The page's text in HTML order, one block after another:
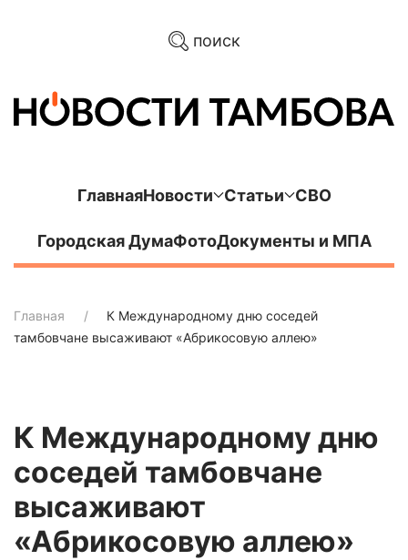
поиск
ГлавнаяНовости Статьи СВО
Городская ДумаФотоДокументы и МПА
Главная
К Международному дню соседей
тамбовчане высаживают «Абрикосовую аллею»
К Международному дню
соседей тамбовчане
высаживают
«Абрикосовую аллею»